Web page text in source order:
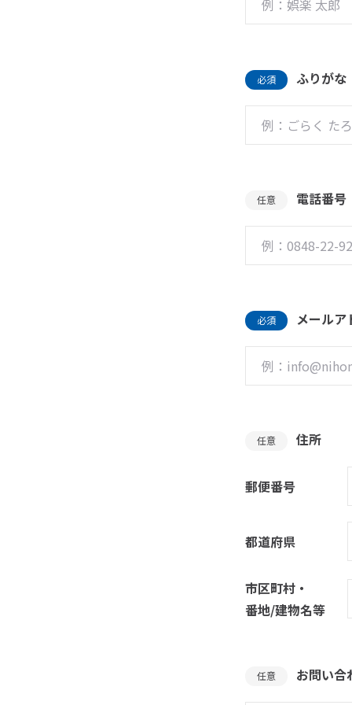
必須 ふりがな
任意 電話番号
必須 メールア
任意 住所
郵便番号
都道府県
市区町村・
番地/建物名等
任意 お問い合